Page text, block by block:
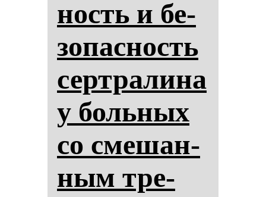
ность и бе­
зо­пас­ность
сер­тра­ли­на
у боль­ных
со сме­шан­
ным тре­